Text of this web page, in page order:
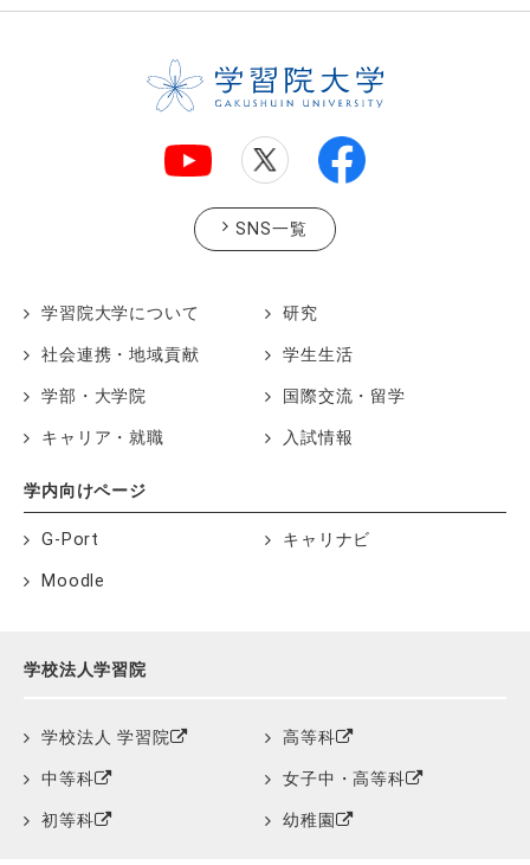
SNS一覧
学習院大学について 研究
社会連携・地域貢献 学生生活
学部・大学院 国際交流・留学
キャリア・就職 入試情報
学内向けページ
G-Port キャリナビ
Moodle
学校法人学習院
学校法人 学習院 高等科
中等科 女子中・高等科
初等科 幼稚園